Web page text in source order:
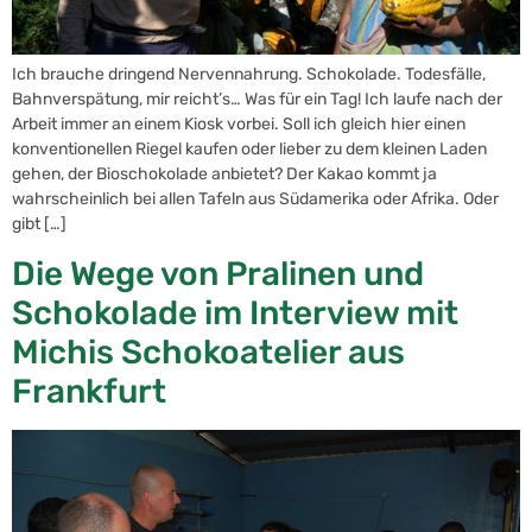
Ich brauche dringend Nervennahrung. Schokolade. Todesfälle,
Bahnverspätung, mir reicht’s… Was für ein Tag! Ich laufe nach der
Arbeit immer an einem Kiosk vorbei. Soll ich gleich hier einen
konventionellen Riegel kaufen oder lieber zu dem kleinen Laden
gehen, der Bioschokolade anbietet? Der Kakao kommt ja
wahrscheinlich bei allen Tafeln aus Südamerika oder Afrika. Oder
gibt […]
Die Wege von Pralinen und
Schokolade im Interview mit
Michis Schokoatelier aus
Frankfurt